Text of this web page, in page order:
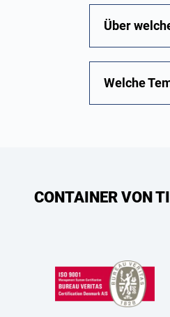
Über
Welche
CONTAINER VON